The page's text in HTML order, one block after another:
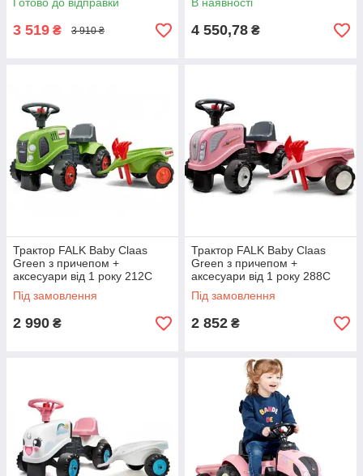
3 519 ₴ 3 910 ₴ 4 550,78 ₴
Трактор FALK Baby Claas
Green з причепом +
аксесуари від 1 року 212C
Під замовлення
2 990 ₴
Трактор FALK Baby Claas
Green з причепом +
аксесуари від 1 року 288C
Під замовлення
2 852 ₴